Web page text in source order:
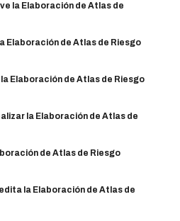
la Elaboración de Atlas de
Elaboración de Atlas de Riesgo
Elaboración de Atlas de Riesgo
la Elaboración de Atlas de
de Atlas de Riesgo
la Elaboración de Atlas de